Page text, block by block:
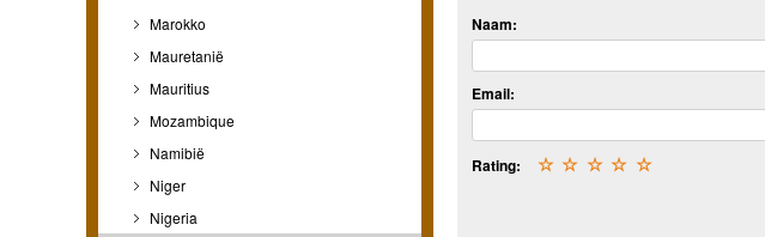
Marokko
Mauretanië
Mauritius
Mozambique
Namibië
Niger
Nigeria
Naam:
Email:
Rating: ☆
☆
☆
☆
☆